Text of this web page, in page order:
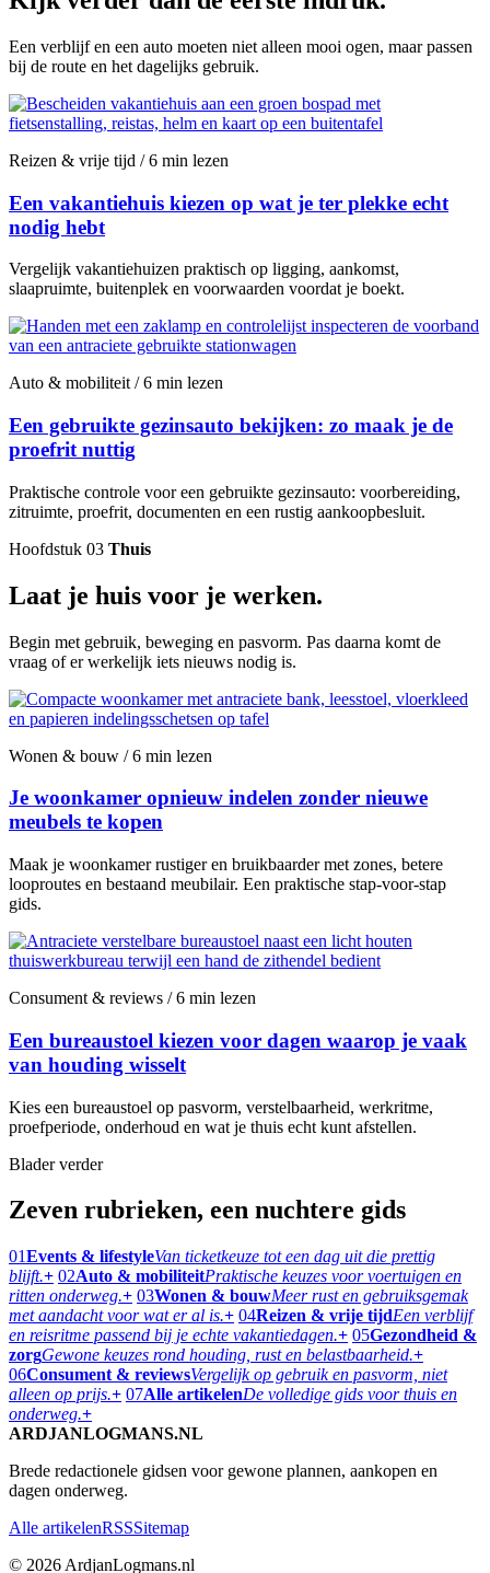
Een verblijf en een auto moeten niet alleen mooi ogen, maar passen
bij de route en het dagelijks gebruik.
Reizen & vrije tijd / 6 min lezen
Een vakantiehuis kiezen op wat je ter plekke echt
nodig hebt
Vergelijk vakantiehuizen praktisch op ligging, aankomst,
slaapruimte, buitenplek en voorwaarden voordat je boekt.
Auto & mobiliteit / 6 min lezen
Een gebruikte gezinsauto bekijken: zo maak je de
proefrit nuttig
Praktische controle voor een gebruikte gezinsauto: voorbereiding,
zitruimte, proefrit, documenten en een rustig aankoopbesluit.
Hoofdstuk 03 Thuis
Laat je huis voor je werken.
Begin met gebruik, beweging en pasvorm. Pas daarna komt de
vraag of er werkelijk iets nieuws nodig is.
Wonen & bouw / 6 min lezen
Je woonkamer opnieuw indelen zonder nieuwe
meubels te kopen
Maak je woonkamer rustiger en bruikbaarder met zones, betere
looproutes en bestaand meubilair. Een praktische stap-voor-stap
gids.
Consument & reviews / 6 min lezen
Een bureaustoel kiezen voor dagen waarop je vaak
van houding wisselt
Kies een bureaustoel op pasvorm, verstelbaarheid, werkritme,
proefperiode, onderhoud en wat je thuis echt kunt afstellen.
Blader verder
Zeven rubrieken, een nuchtere gids
01Events & lifestyleVan ticketkeuze tot een dag uit die prettig
blijft.+ 02Auto & mobiliteitPraktische keuzes voor voertuigen en
ritten onderweg.+ 03Wonen & bouwMeer rust en gebruiksgemak
met aandacht voor wat er al is.+ 04Reizen & vrije tijdEen verblijf
en reisritme passend bij je echte vakantiedagen.+ 05Gezondheid &
zorgGewone keuzes rond houding, rust en belastbaarheid.+
06Consument & reviewsVergelijk op gebruik en pasvorm, niet
alleen op prijs.+ 07Alle artikelenDe volledige gids voor thuis en
onderweg.+
ARDJANLOGMANS.NL
Brede redactionele gidsen voor gewone plannen, aankopen en
dagen onderweg.
Alle artikelenRSSSitemap
© 2026 ArdjanLogmans.nl